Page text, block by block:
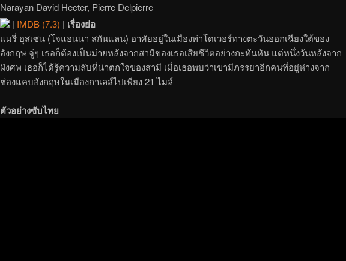
Narayan David Hecter, Pierre Delpierre
| IMDB (7.3) | เรื่องย่อ
แมรี่ ฮุสเซน (โจแอนนา สกันแลน) อาศัยอยู่ในเมืองท่าโดเวอร์ทางตะวันออกเฉียงใต้ของ
อังกฤษ จู่ๆ เธอก็ต้องเป็นม่ายหลังจากสามีของเธอเสียชีวิตอย่างกะทันหัน แต่หนึ่งวันหลังจาก
ฝังศพ เธอก็ได้รู้ความลับที่น่าตกใจของสามี เมื่อเธอพบว่าเขามีภรรยาอีกคนที่อยู่ห่างจาก
ช่องแคบอังกฤษในเมืองกาเลส์ไปเพียง 21 ไมล์
ตัวอย่างซับไทย